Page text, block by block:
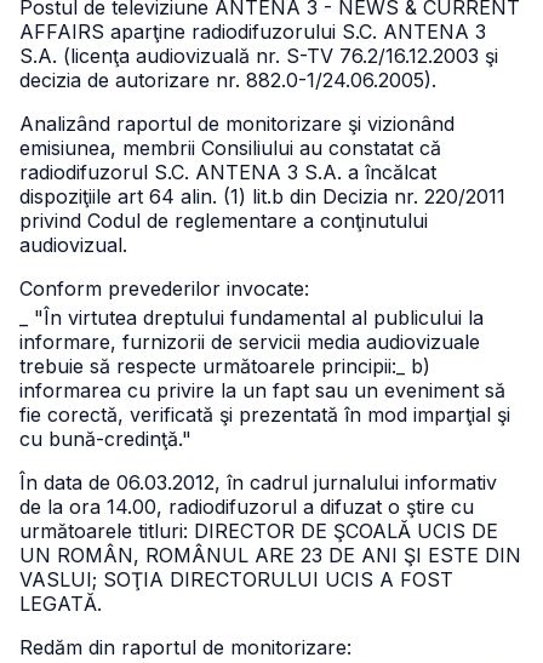
Postul de televiziune ANTENA 3 - NEWS & CURRENT
AFFAIRS aparţine radiodifuzorului S.C. ANTENA 3
S.A. (licenţa audiovizuală nr. S-TV 76.2/16.12.2003 şi
decizia de autorizare nr. 882.0-1/24.06.2005).
Analizând raportul de monitorizare şi vizionând
emisiunea, membrii Consiliului au constatat că
radiodifuzorul S.C. ANTENA 3 S.A. a încălcat
dispoziţiile art 64 alin. (1) lit.b din Decizia nr. 220/2011
privind Codul de reglementare a conţinutului
audiovizual.
Conform prevederilor invocate:
_ "În virtutea dreptului fundamental al publicului la
informare, furnizorii de servicii media audiovizuale
trebuie să respecte următoarele principii: _ b)
informarea cu privire la un fapt sau un eveniment să
fie corectă, verificată şi prezentată în mod imparţial şi
cu bună-credinţă."
În data de 06.03.2012, în cadrul jurnalului informativ
de la ora 14.00, radiodifuzorul a difuzat o ştire cu
următoarele titluri: DIRECTOR DE ŞCOALĂ UCIS DE
UN ROMÂN, ROMÂNUL ARE 23 DE ANI ŞI ESTE DIN
VASLUI; SOŢIA DIRECTORULUI UCIS A FOST
LEGATĂ.
Redăm din raportul de monitorizare: